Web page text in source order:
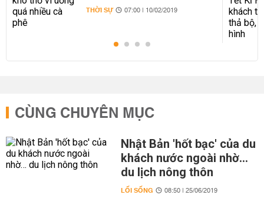
THỜI SỰ 07:00 | 10/02/2019
CÙNG CHUYÊN MỤC
Nhật Bản 'hốt bạc' của du
khách nước ngoài nhờ…
du lịch nông thôn
LỐI SỐNG 08:50 | 25/06/2019